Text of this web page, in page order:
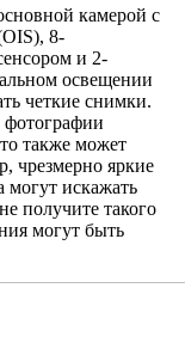
камерой с
8-
и 2-
освещении
четкие снимки.
фотографии
также может
чрезмерно яркие
могут искажать
получите такого
могут быть